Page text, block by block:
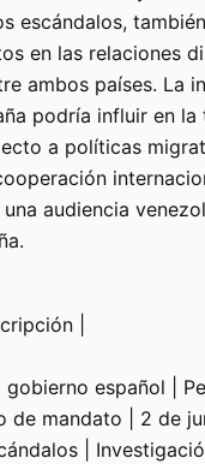
escándalos,
en las relaciones
ambos países. La
podría influir en la
a políticas
audiencia
|
gobierno español |
de mandato | 2 de
|